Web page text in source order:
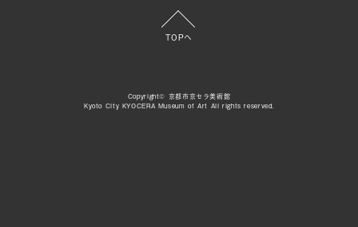
TOPへ
Copyright© 京都市京セラ美術館
Kyoto City KYOCERA Museum of Art All rights reserved.